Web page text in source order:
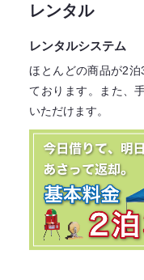
レンタル
レンタルシステム
ほとんどの商品が2
ております。
また、
いただけます。